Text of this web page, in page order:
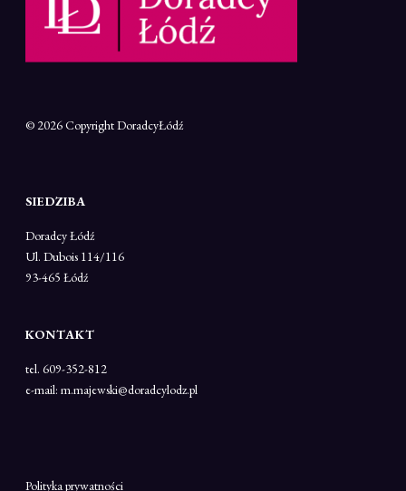
© 2026 CopyrightDoradcyŁódź
SIEDZIBA
Doradcy Łódź
Ul. Dubois 114/116
93-465 Łódź
KONTAKT
tel. 609-352-812
e-mail: m.majewski@doradcylodz.pl
Polityka prywatności